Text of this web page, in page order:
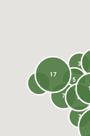
17
8
5
3
4
3
7